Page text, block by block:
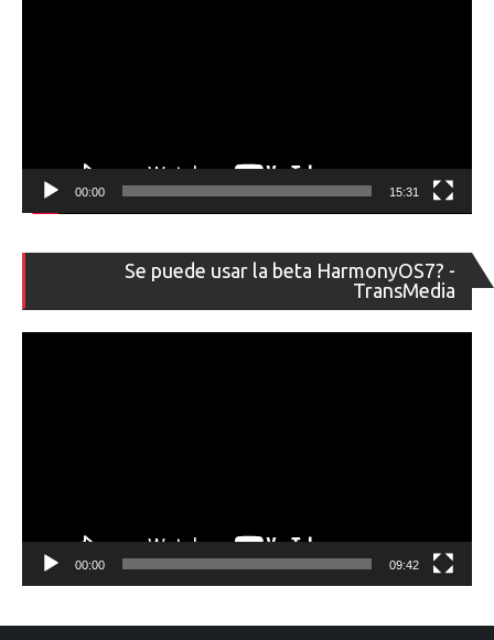
00:00 15:31
Se puede usar la beta HarmonyOS7? -
TransMedia
de
00:00 09:42